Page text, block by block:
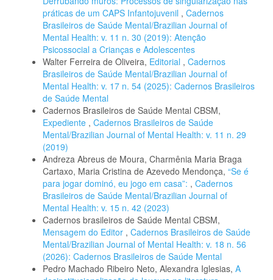
práticas de um CAPS Infantojuvenil , Cadernos
Brasileiros de Saúde Mental/Brazilian Journal of
Mental Health: v. 11 n. 30 (2019): Atenção
Psicossocial a Crianças e Adolescentes
Walter Ferreira de Oliveira, Editorial , Cadernos
Brasileiros de Saúde Mental/Brazilian Journal of
Mental Health: v. 17 n. 54 (2025): Cadernos Brasileiros
de Saúde Mental
Cadernos Brasileiros de Saúde Mental CBSM,
Expediente , Cadernos Brasileiros de Saúde
Mental/Brazilian Journal of Mental Health: v. 11 n. 29
(2019)
Andreza Abreus de Moura, Charmênia Maria Braga
Cartaxo, Maria Cristina de Azevedo Mendonça, “Se é
para jogar dominó, eu jogo em casa”: , Cadernos
Brasileiros de Saúde Mental/Brazilian Journal of
Mental Health: v. 15 n. 42 (2023)
Cadernos brasileiros de Saúde Mental CBSM,
Mensagem do Editor , Cadernos Brasileiros de Saúde
Mental/Brazilian Journal of Mental Health: v. 18 n. 56
(2026): Cadernos Brasileiros de Saúde Mental
Pedro Machado Ribeiro Neto, Alexandra Iglesias, A